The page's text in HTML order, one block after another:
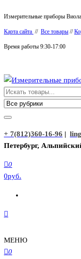
к
содержимому
Измерительные приборы
Карта сайта // Все товары //
Время работы 9:30-17:00
Измерительные
+ 7(812)360-16-96 |
Петербург,
0
0руб.
МЕНЮ
0